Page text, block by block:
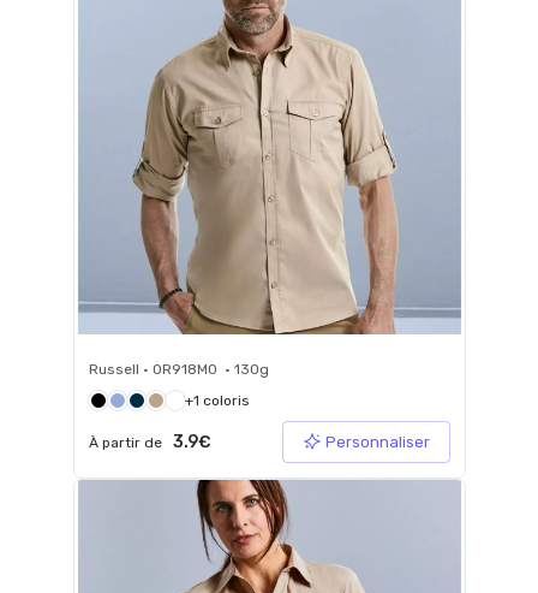
Russell • 0R918M0 • 130g
+1 coloris
À partir de 3.9€ Personnaliser